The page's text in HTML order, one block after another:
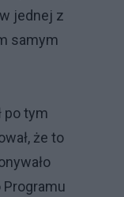
jednej z
samym
po tym
że to